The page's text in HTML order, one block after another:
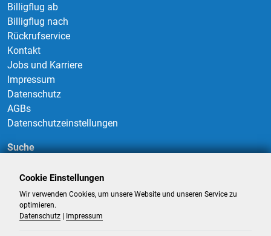
Billigflug ab
Billigflug nach
Rückrufservice
Kontakt
Jobs und Karriere
Impressum
Datenschutz
AGBs
Datenschutzeinstellungen
Suche
Suchen
Cookie Einstellungen
Wir verwenden Cookies, um unsere Website und unseren Service zu
optimieren.
Datenschutz
Impressum